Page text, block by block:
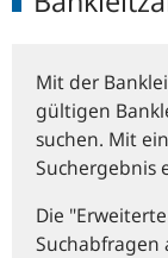
Mit der
gültigen
suchen. Mit
Suchergebnis
Die
Suchabfragen